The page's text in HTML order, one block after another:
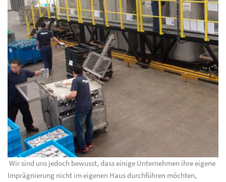
Wir sind uns jedoch bewusst, dass einige Unternehmen ihre eigene
Imprägnierung nicht im eigenen Haus durchführen möchten,